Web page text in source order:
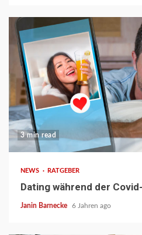
3 min read
NEWS RATGEBER
Dating während der
Janin Barnecke 6 Jahren ago